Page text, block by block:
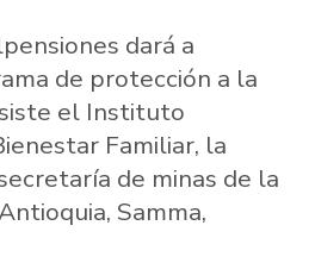
dará a
de protección a la
el Instituto
Familiar, la
de minas de la
Samma,